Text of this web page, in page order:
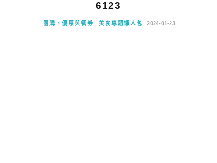
6123
團購、優惠與餐券 美食專題懶人包 2024-01-23